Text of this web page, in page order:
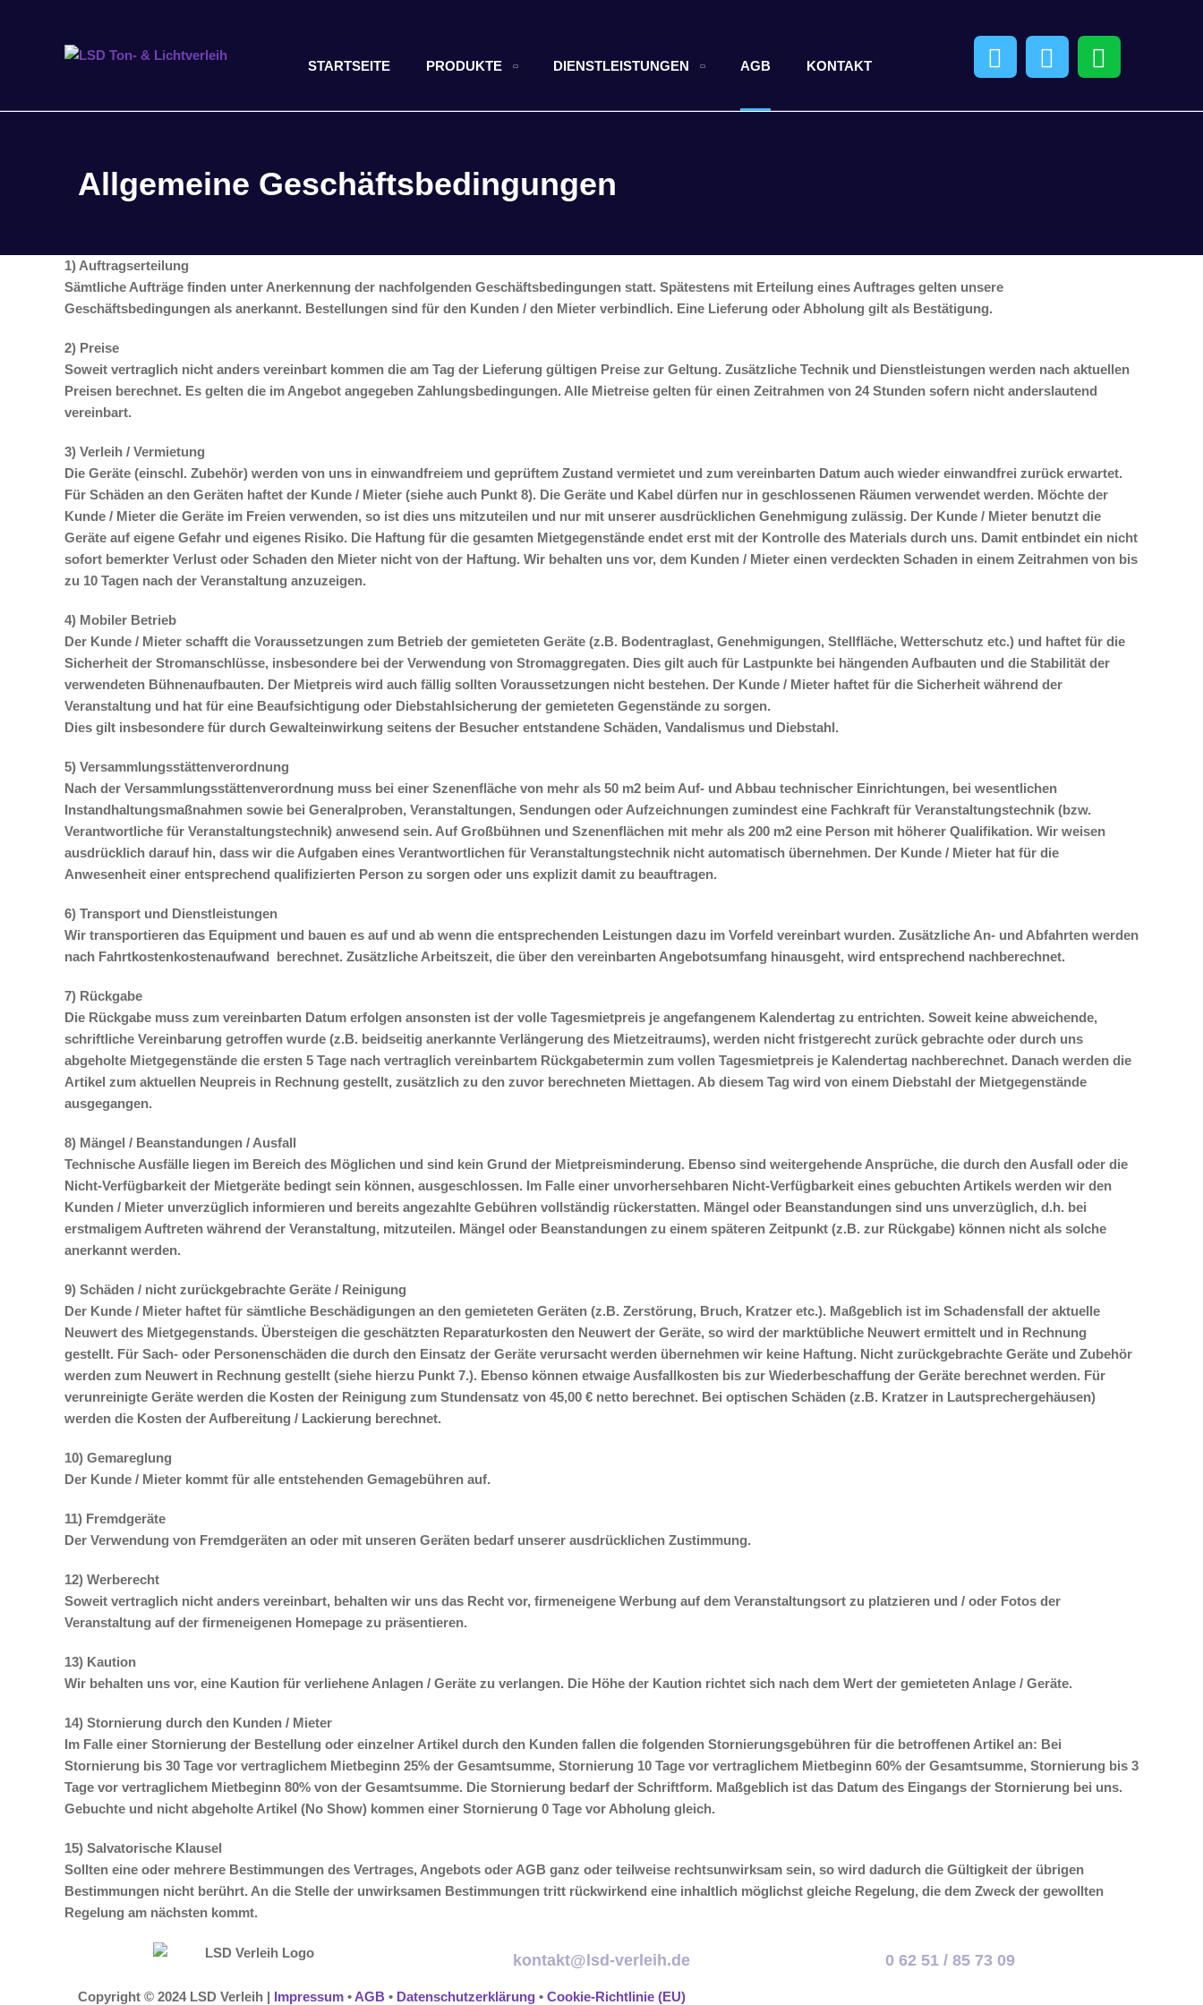
STARTSEITE PRODUKTE DIENSTLEISTUNGEN AGB KONTAKT
Allgemeine Geschäftsbedingungen
1) Auftragserteilung
Sämtliche Aufträge finden unter Anerkennung der nachfolgenden Geschäftsbedingungen statt. Spätestens mit Erteilung eines Auftrages gelten unsere
Geschäftsbedingungen als anerkannt. Bestellungen sind für den Kunden / den Mieter verbindlich. Eine Lieferung oder Abholung gilt als Bestätigung.
2) Preise
Soweit vertraglich nicht anders vereinbart kommen die am Tag der Lieferung gültigen Preise zur Geltung. Zusätzliche Technik und Dienstleistungen werden nach aktuellen
Preisen berechnet. Es gelten die im Angebot angegeben Zahlungsbedingungen. Alle Mietreise gelten für einen Zeitrahmen von 24 Stunden sofern nicht anderslautend
vereinbart.
3) Verleih / Vermietung
Die Geräte (einschl. Zubehör) werden von uns in einwandfreiem und geprüftem Zustand vermietet und zum vereinbarten Datum auch wieder einwandfrei zurück erwartet.
Für Schäden an den Geräten haftet der Kunde / Mieter (siehe auch Punkt 8). Die Geräte und Kabel dürfen nur in geschlossenen Räumen verwendet werden. Möchte der
Kunde / Mieter die Geräte im Freien verwenden, so ist dies uns mitzuteilen und nur mit unserer ausdrücklichen Genehmigung zulässig. Der Kunde / Mieter benutzt die
Geräte auf eigene Gefahr und eigenes Risiko. Die Haftung für die gesamten Mietgegenstände endet erst mit der Kontrolle des Materials durch uns. Damit entbindet ein nicht
sofort bemerkter Verlust oder Schaden den Mieter nicht von der Haftung. Wir behalten uns vor, dem Kunden / Mieter einen verdeckten Schaden in einem Zeitrahmen von bis
zu 10 Tagen nach der Veranstaltung anzuzeigen.
4) Mobiler Betrieb
Der Kunde / Mieter schafft die Voraussetzungen zum Betrieb der gemieteten Geräte (z.B. Bodentraglast, Genehmigungen, Stellfläche, Wetterschutz etc.) und haftet für die
Sicherheit der Stromanschlüsse, insbesondere bei der Verwendung von Stromaggregaten. Dies gilt auch für Lastpunkte bei hängenden Aufbauten und die Stabilität der
verwendeten Bühnenaufbauten. Der Mietpreis wird auch fällig sollten Voraussetzungen nicht bestehen. Der Kunde / Mieter haftet für die Sicherheit während der
Veranstaltung und hat für eine Beaufsichtigung oder Diebstahlsicherung der gemieteten Gegenstände zu sorgen.
Dies gilt insbesondere für durch Gewalteinwirkung seitens der Besucher entstandene Schäden, Vandalismus und Diebstahl.
5) Versammlungsstättenverordnung
Nach der Versammlungsstättenverordnung muss bei einer Szenenfläche von mehr als 50 m2 beim Auf- und Abbau technischer Einrichtungen, bei wesentlichen
Instandhaltungsmaßnahmen sowie bei Generalproben, Veranstaltungen, Sendungen oder Aufzeichnungen zumindest eine Fachkraft für Veranstaltungstechnik (bzw.
Verantwortliche für Veranstaltungstechnik) anwesend sein. Auf Großbühnen und Szenenflächen mit mehr als 200 m2 eine Person mit höherer Qualifikation. Wir weisen
ausdrücklich darauf hin, dass wir die Aufgaben eines Verantwortlichen für Veranstaltungstechnik nicht automatisch übernehmen. Der Kunde / Mieter hat für die
Anwesenheit einer entsprechend qualifizierten Person zu sorgen oder uns explizit damit zu beauftragen.
6) Transport und Dienstleistungen
Wir transportieren das Equipment und bauen es auf und ab wenn die entsprechenden Leistungen dazu im Vorfeld vereinbart wurden. Zusätzliche An- und Abfahrten werden
nach Fahrtkostenkostenaufwand berechnet. Zusätzliche Arbeitszeit, die über den vereinbarten Angebotsumfang hinausgeht, wird entsprechend nachberechnet.
7) Rückgabe
Die Rückgabe muss zum vereinbarten Datum erfolgen ansonsten ist der volle Tagesmietpreis je angefangenem Kalendertag zu entrichten. Soweit keine abweichende,
schriftliche Vereinbarung getroffen wurde (z.B. beidseitig anerkannte Verlängerung des Mietzeitraums), werden nicht fristgerecht zurück gebrachte oder durch uns
abgeholte Mietgegenstände die ersten 5 Tage nach vertraglich vereinbartem Rückgabetermin zum vollen Tagesmietpreis je Kalendertag nachberechnet. Danach werden die
Artikel zum aktuellen Neupreis in Rechnung gestellt, zusätzlich zu den zuvor berechneten Miettagen. Ab diesem Tag wird von einem Diebstahl der Mietgegenstände
ausgegangen.
8) Mängel / Beanstandungen / Ausfall
Technische Ausfälle liegen im Bereich des Möglichen und sind kein Grund der Mietpreisminderung. Ebenso sind weitergehende Ansprüche, die durch den Ausfall oder die
Nicht-Verfügbarkeit der Mietgeräte bedingt sein können, ausgeschlossen. Im Falle einer unvorhersehbaren Nicht-Verfügbarkeit eines gebuchten Artikels werden wir den
Kunden / Mieter unverzüglich informieren und bereits angezahlte Gebühren vollständig rückerstatten. Mängel oder Beanstandungen sind uns unverzüglich, d.h. bei
erstmaligem Auftreten während der Veranstaltung, mitzuteilen. Mängel oder Beanstandungen zu einem späteren Zeitpunkt (z.B. zur Rückgabe) können nicht als solche
anerkannt werden.
9) Schäden / nicht zurückgebrachte Geräte / Reinigung
Der Kunde / Mieter haftet für sämtliche Beschädigungen an den gemieteten Geräten (z.B. Zerstörung, Bruch, Kratzer etc.). Maßgeblich ist im Schadensfall der aktuelle
Neuwert des Mietgegenstands. Übersteigen die geschätzten Reparaturkosten den Neuwert der Geräte, so wird der marktübliche Neuwert ermittelt und in Rechnung
gestellt. Für Sach- oder Personenschäden die durch den Einsatz der Geräte verursacht werden übernehmen wir keine Haftung. Nicht zurückgebrachte Geräte und Zubehör
werden zum Neuwert in Rechnung gestellt (siehe hierzu Punkt 7.). Ebenso können etwaige Ausfallkosten bis zur Wiederbeschaffung der Geräte berechnet werden. Für
verunreinigte Geräte werden die Kosten der Reinigung zum Stundensatz von 45,00 € netto berechnet. Bei optischen Schäden (z.B. Kratzer in Lautsprechergehäusen)
werden die Kosten der Aufbereitung / Lackierung berechnet.
10) Gemareglung
Der Kunde / Mieter kommt für alle entstehenden Gemagebühren auf.
11) Fremdgeräte
Der Verwendung von Fremdgeräten an oder mit unseren Geräten bedarf unserer ausdrücklichen Zustimmung.
12) Werberecht
Soweit vertraglich nicht anders vereinbart, behalten wir uns das Recht vor, firmeneigene Werbung auf dem Veranstaltungsort zu platzieren und / oder Fotos der
Veranstaltung auf der firmeneigenen Homepage zu präsentieren.
13) Kaution
Wir behalten uns vor, eine Kaution für verliehene Anlagen / Geräte zu verlangen. Die Höhe der Kaution richtet sich nach dem Wert der gemieteten Anlage / Geräte.
14) Stornierung durch den Kunden / Mieter
Im Falle einer Stornierung der Bestellung oder einzelner Artikel durch den Kunden fallen die folgenden Stornierungsgebühren für die betroffenen Artikel an: Bei
Stornierung bis 30 Tage vor vertraglichem Mietbeginn 25% der Gesamtsumme, Stornierung 10 Tage vor vertraglichem Mietbeginn 60% der Gesamtsumme, Stornierung bis 3
Tage vor vertraglichem Mietbeginn 80% von der Gesamtsumme. Die Stornierung bedarf der Schriftform. Maßgeblich ist das Datum des Eingangs der Stornierung bei uns.
Gebuchte und nicht abgeholte Artikel (No Show) kommen einer Stornierung 0 Tage vor Abholung gleich.
15) Salvatorische Klausel
Sollten eine oder mehrere Bestimmungen des Vertrages, Angebots oder AGB ganz oder teilweise rechtsunwirksam sein, so wird dadurch die Gültigkeit der übrigen
Bestimmungen nicht berührt. An die Stelle der unwirksamen Bestimmungen tritt rückwirkend eine inhaltlich möglichst gleiche Regelung, die dem Zweck der gewollten
Regelung am nächsten kommt.
kontakt@lsd-verleih.de 0 62 51 / 85 73 09
Copyright © 2024 LSD Verleih | Impressum • AGB • Datenschutzerklärung • Cookie-Richtlinie (EU)